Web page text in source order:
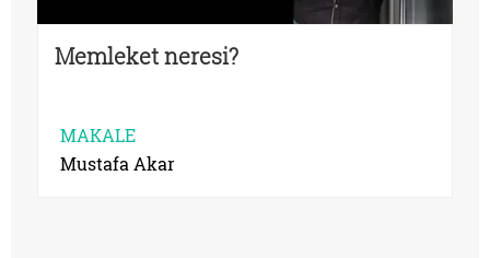
Memleket neresi?
MAKALE
Mustafa Akar